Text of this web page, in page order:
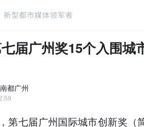
届广州奖15个入围城
都广州
第七届广州国际城市创新奖（